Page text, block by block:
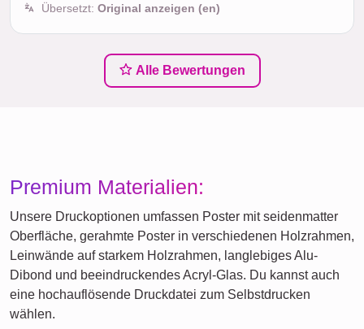
Übersetzt: Original anzeigen (en)
Alle Bewertungen
Premium Materialien:
Unsere Druckoptionen umfassen Poster mit seidenmatter
Oberfläche, gerahmte Poster in verschiedenen Holzrahmen,
Leinwände auf starkem Holzrahmen, langlebiges Alu-
Dibond und beeindruckendes Acryl-Glas. Du kannst auch
eine hochauflösende Druckdatei zum Selbstdrucken
wählen.